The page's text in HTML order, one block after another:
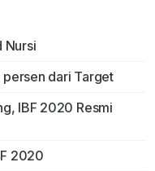
Nursi
dari Target
IBF 2020 Resmi
2020